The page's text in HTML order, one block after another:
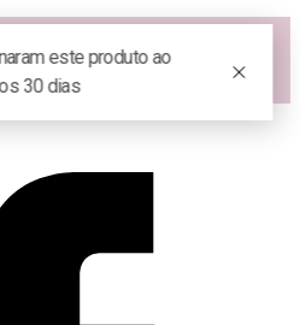
Cashback em pontos na sua compra!
App: PRIMEIRANOAPP 😍
♡